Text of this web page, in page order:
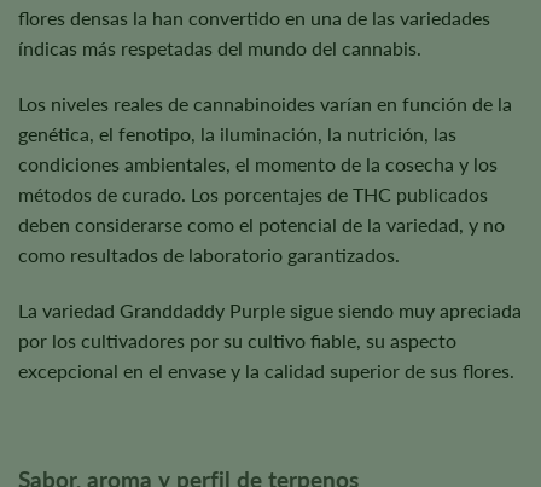
flores densas la han convertido en una de las variedades
índicas más respetadas del mundo del cannabis.
Los niveles reales de cannabinoides varían en función de la
genética, el fenotipo, la iluminación, la nutrición, las
condiciones ambientales, el momento de la cosecha y los
métodos de curado. Los porcentajes de THC publicados
deben considerarse como el potencial de la variedad, y no
como resultados de laboratorio garantizados.
La variedad Granddaddy Purple sigue siendo muy apreciada
por los cultivadores por su cultivo fiable, su aspecto
excepcional en el envase y la calidad superior de sus flores.
Sabor, aroma y perfil de terpenos